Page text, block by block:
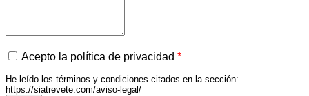
Acepto la política de privacidad *
He leído los términos y condiciones citados en la sección:
https://siatrevete.com/aviso-legal/